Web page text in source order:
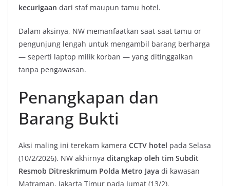
kecurigaan dari staf maupun tamu hotel.
Dalam aksinya, NW memanfaatkan saat-saat tamu or
pengunjung lengah untuk mengambil barang berharga
— seperti laptop milik korban — yang ditinggalkan
tanpa pengawasan.
Penangkapan dan
Barang Bukti
Aksi maling ini terekam kamera CCTV hotel pada Selasa
(10/2/2026). NW akhirnya ditangkap oleh tim Subdit
Resmob Ditreskrimum Polda Metro Jaya di kawasan
Matraman, Jakarta Timur pada Jumat (13/2).